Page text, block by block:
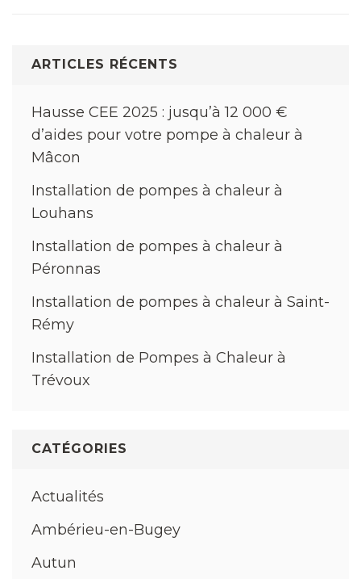
ARTICLES RÉCENTS
Hausse CEE 2025 : jusqu’à 12 000 €
d’aides pour votre pompe à chaleur à
Mâcon
Installation de pompes à chaleur à
Louhans
Installation de pompes à chaleur à
Péronnas
Installation de pompes à chaleur à Saint-
Rémy
Installation de Pompes à Chaleur à
Trévoux
CATÉGORIES
Actualités
Ambérieu-en-Bugey
Autun